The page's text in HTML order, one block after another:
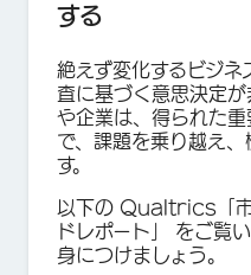
する
絶えず変化するビジネ
査に基づく意思決定
や企業は、得られた
で、課題を乗り越え
す。
以下の Qualtrics「市
ドレポート」 をご覧
身につけましょう。